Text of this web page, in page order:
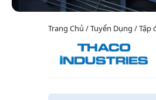
Trang Chủ / Tuyển Dụng / Tập